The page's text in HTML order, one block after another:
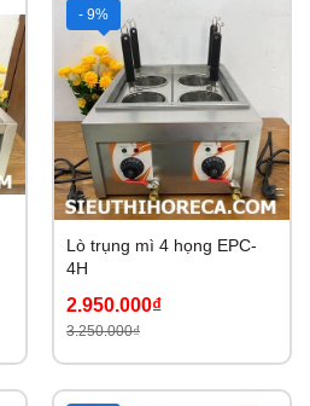
- 9%
Lò trụng mì 4 họng EPC-
4H
2.950.000₫
3.250.000₫